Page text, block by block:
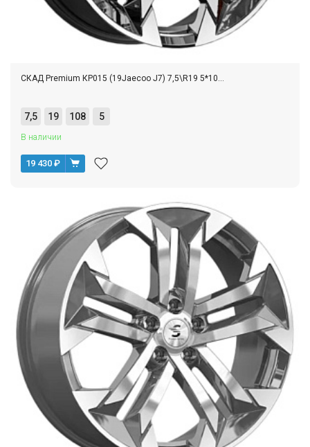
СКАД Premium КР015 (19Jaecoo J7) 7,5\R19 5*10...
7,5 19 108 5
В наличии
19 430 ₽